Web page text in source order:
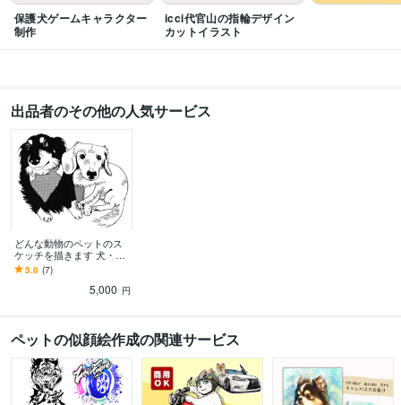
色彩士検定3級 取得年 : 2016年
ビジネス能力検定（B検） 取得年 : 2017年
Adobe Photoshop:9年Adobe Illustrator:7年
Procreate:2年
得意分野
イラスト作成・漫画制作
イラスト ペット アート
北海道芸術デザイン専門学校
保護犬ゲームキャラクター
制作
icci代官山の指輪デザイン
カットイラスト
出品者のその他の人気サービス
どんな動物のペットのス
ケッチを描きます 犬・猫
から小動物・爬虫類ま
で！
5.0 (7)
5,000 円
ペットの似顔絵作成の関連サービス